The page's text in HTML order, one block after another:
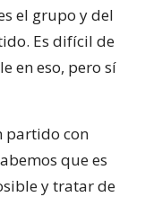
el grupo y del
Es difícil de
en eso, pero sí
partido con
que es
y tratar de